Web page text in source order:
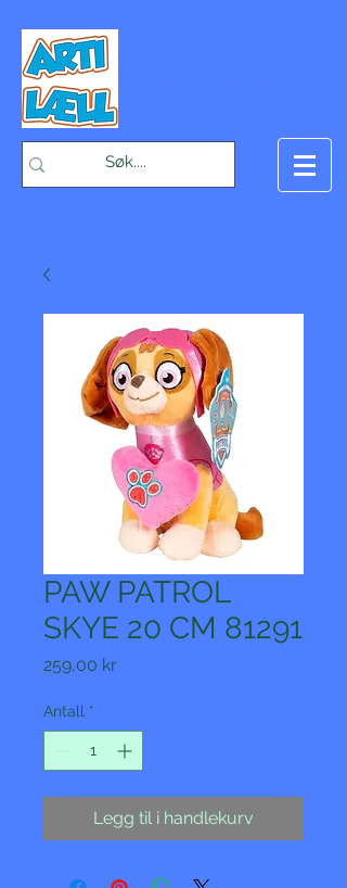
PAW PATROL
SKYE 20 CM 81291
259,00 krPris
Antall *
Legg til i handlekurv